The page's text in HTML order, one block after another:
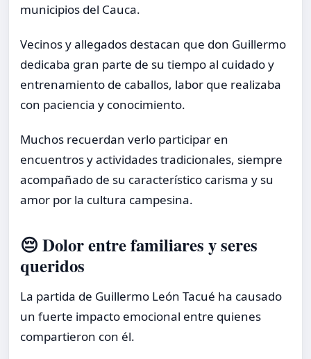
municipios del Cauca.
Vecinos y allegados destacan que don Guillermo
dedicaba gran parte de su tiempo al cuidado y
entrenamiento de caballos, labor que realizaba
con paciencia y conocimiento.
Muchos recuerdan verlo participar en
encuentros y actividades tradicionales, siempre
acompañado de su característico carisma y su
amor por la cultura campesina.
😔 Dolor entre familiares y seres
queridos
La partida de Guillermo León Tacué ha causado
un fuerte impacto emocional entre quienes
compartieron con él.